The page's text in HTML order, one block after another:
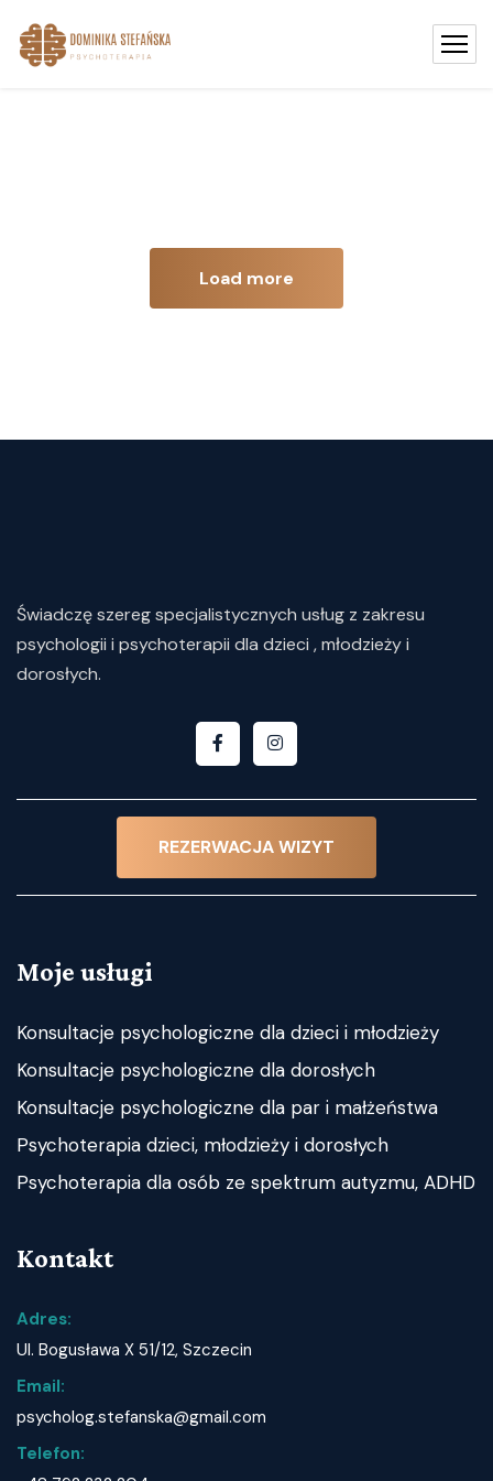
Load more
Świadczęszeregspecjalistycznych usług z zakresu
psychologii i psychoterapii dla dzieci , młodzieży i
dorosłych.
REZERWACJA WIZYT
Moje usługi
Konsultacje psychologiczne dla dzieci i młodzieży
Konsultacje psychologiczne dla dorosłych
Konsultacje psychologiczne dla par i małżeństwa
Psychoterapia dzieci, młodzieży i dorosłych
Psychoterapia dla osób ze spektrum autyzmu, ADHD
Kontakt
Adres:
Ul. Bogusława X 51/12, Szczecin
Email:
psycholog.stefanska@gmail.com
Telefon: